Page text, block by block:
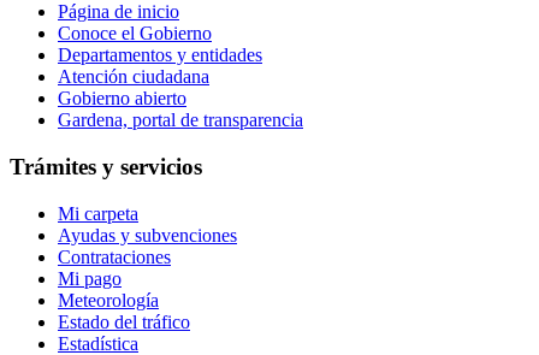
Página de inicio
Conoce el Gobierno
Departamentos y entidades
Atención ciudadana
Gobierno abierto
Gardena, portal de transparencia
Trámites y servicios
Mi carpeta
Ayudas y subvenciones
Contrataciones
Mi pago
Meteorología
Estado del tráfico
Estadística